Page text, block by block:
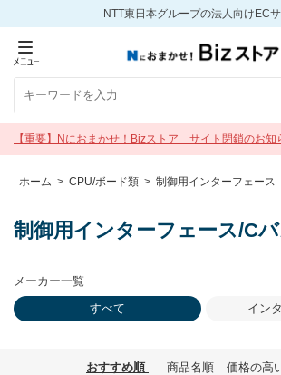
NTT東日本グループの法人向けECサ
【重要】Nにおまかせ！Bizストア サイト閉鎖のお知
年9月30日 17:00）
ホーム > CPU/ボード類 > 制御用インターフェース
制御用インターフェース/C
メーカー一覧
すべて
イン
おすすめ順 商品名順
価格の高